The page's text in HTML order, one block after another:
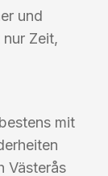
und
Zeit,
mit
Västerås